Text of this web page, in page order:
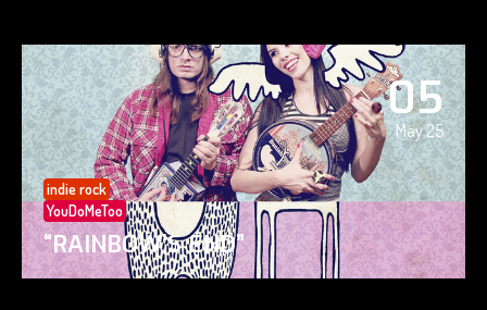
05
May 25
indie rock
YouDoMeToo
“RAINBOW’S END”